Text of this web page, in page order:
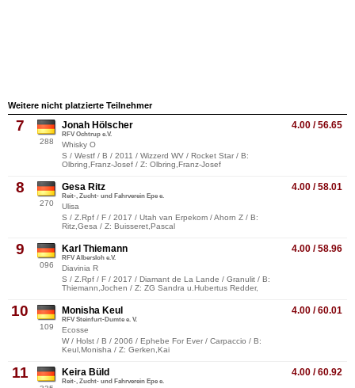
Weitere nicht platzierte Teilnehmer
7
288
4.00 / 56.65
Jonah Hölscher
RFV Ochtrup e.V.
Whisky O
S / Westf / B / 2011 / Wizzerd WV / Rocket Star / B:
Olbring,Franz-Josef / Z: Olbring,Franz-Josef
8
270
4.00 / 58.01
Gesa Ritz
Reit-, Zucht- und Fahrverein Epe e.
Ulisa
S / Z.Rpf / F / 2017 / Utah van Erpekom / Ahorn Z / B:
Ritz,Gesa / Z: Buisseret,Pascal
9
096
4.00 / 58.96
Karl Thiemann
RFV Albersloh e.V.
Diavinia R
S / Z.Rpf / F / 2017 / Diamant de La Lande / Granulit / B:
Thiemann,Jochen / Z: ZG Sandra u.Hubertus Redder,
10
109
4.00 / 60.01
Monisha Keul
RFV Steinfurt-Dumte e. V.
Ecosse
W / Holst / B / 2006 / Ephebe For Ever / Carpaccio / B:
Keul,Monisha / Z: Gerken,Kai
11 4.00 / 60.92
Keira Büld
Reit-, Zucht- und Fahrverein Epe e.